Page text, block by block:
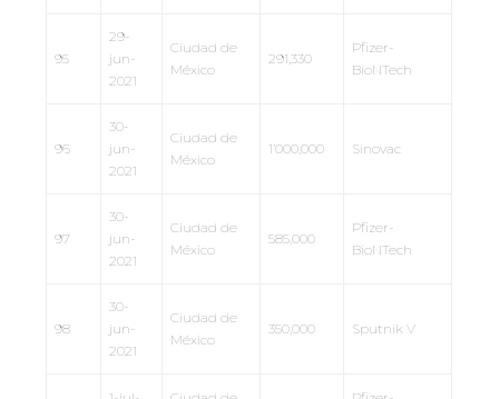
95
29-
jun-
2021
Ciudad de
México
291,330
Pfizer-
BioNTech
96
30-
jun-
2021
Ciudad de
México
1’000,000 Sinovac
97
30-
jun-
2021
Ciudad de
México
585,000
Pfizer-
BioNTech
98
30-
jun-
2021
Ciudad de
México
350,000 Sputnik V